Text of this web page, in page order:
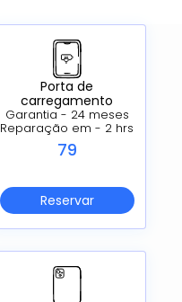
Porta de
carregamento
Garantia - 24 meses
Reparação em - 2 hrs
79
Reservar